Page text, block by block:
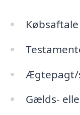
Ægtepagt/
Gælds-